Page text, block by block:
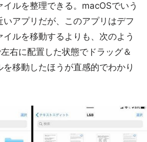
ルを整理できる。macOSでいう
アプリだが、このアプリはデフ
イルを移動するよりも、次のよう
右に配置した状態でドラッグ＆
を移動したほうが直感的でわかり